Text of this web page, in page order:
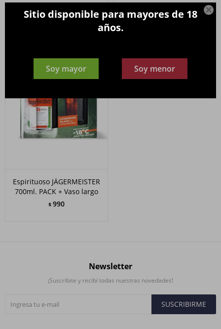

Sitio disponible para mayores de 18
años.
Soy mayor Soy menor
Espirituoso JÄGERMEISTER
700ml. PACK + Vaso largo
$ 990
Newsletter
¡Suscribite y recibí todas nuestras novedades!
SUSCRIBIRME